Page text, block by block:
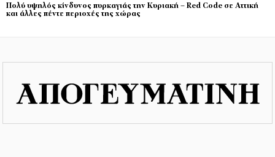
Πολύ υψηλός κίνδυνος πυρκαγιάς την Κυριακή – Red Code σε Αττική
και άλλες πέντε περιοχές της χώρας